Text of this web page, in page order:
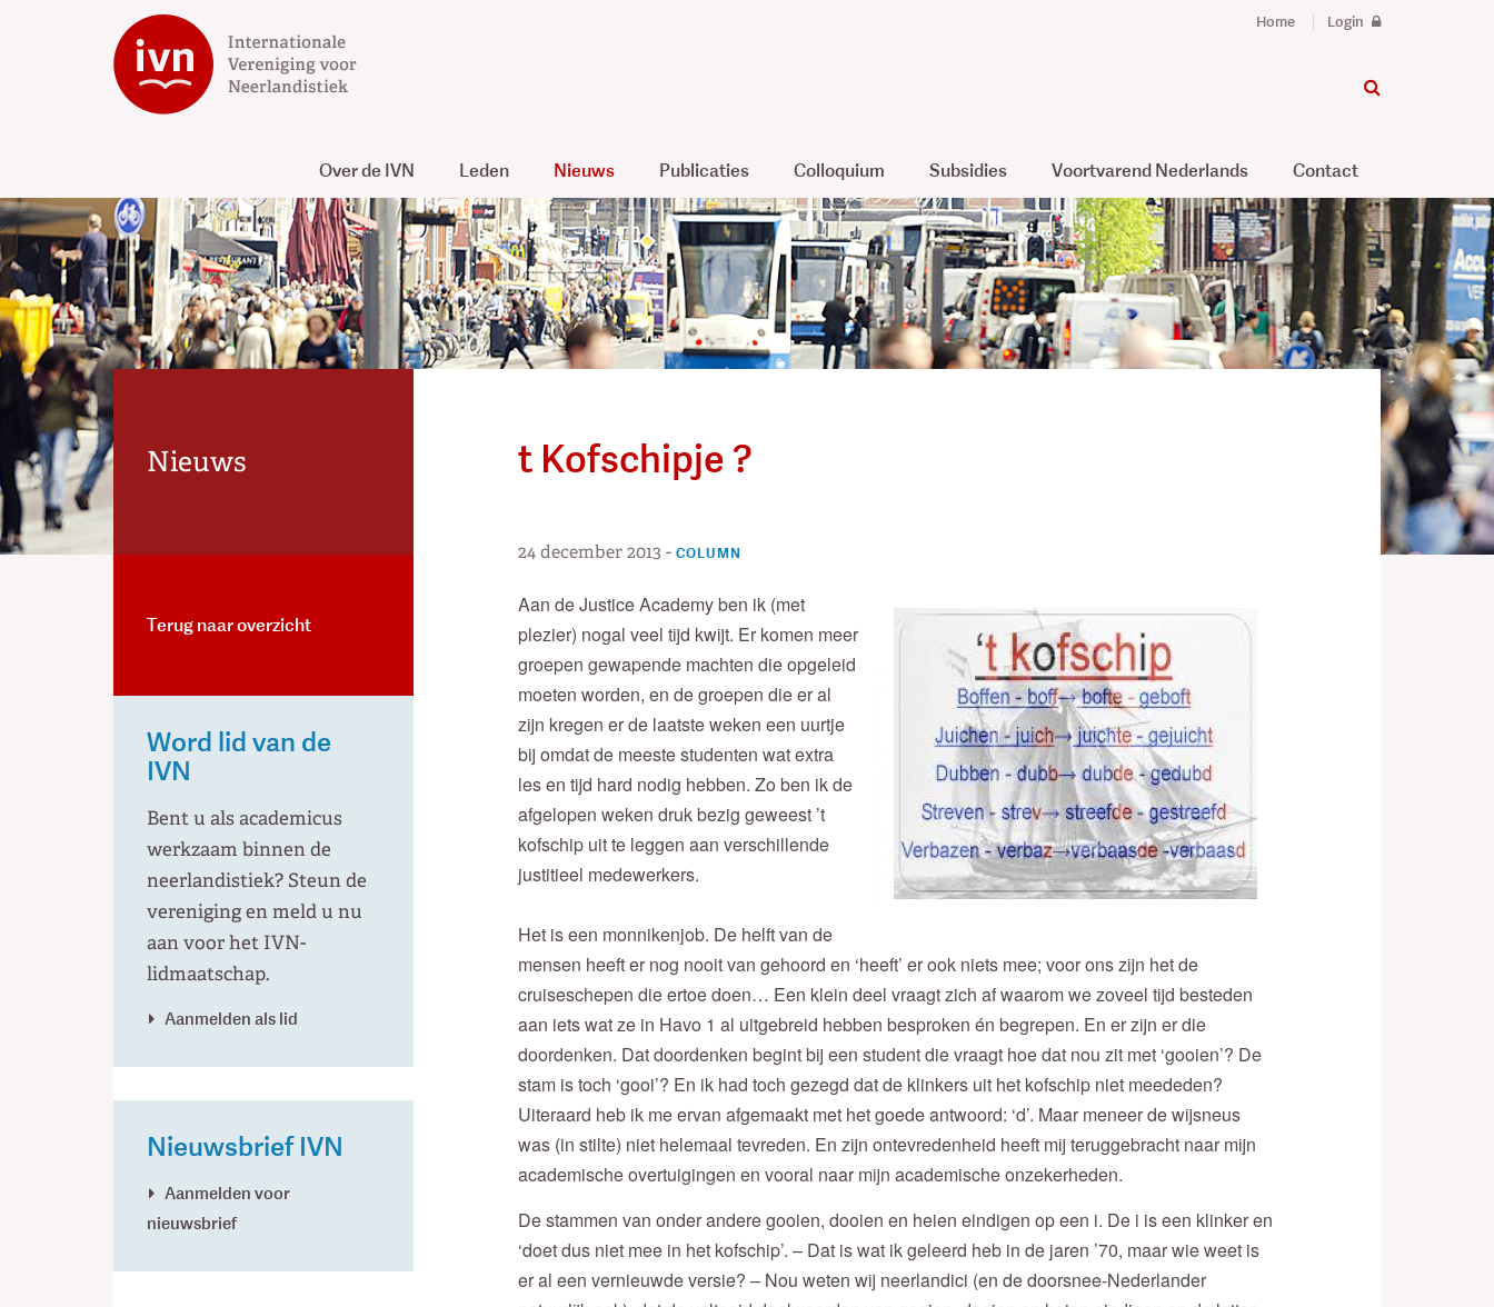
Home Login
Over de IVN Leden Nieuws Publicaties Colloquium Subsidies Voortvarend Nederlands Contact
t Kofschipje ?
24 december 2013 - COLUMN
Aan de Justice Academy ben ik (met
plezier) nogal veel tijd kwijt. Er komen meer
groepen gewapende machten die opgeleid
moeten worden, en de groepen die er al
zijn kregen er de laatste weken een uurtje
bij omdat de meeste studenten wat extra
les en tijd hard nodig hebben. Zo ben ik de
afgelopen weken druk bezig geweest ’t
kofschip uit te leggen aan verschillende
justitieel medewerkers.
Het is een monnikenjob. De helft van de
mensen heeft er nog nooit van gehoord en ‘heeft’ er ook niets mee; voor ons zijn het de
cruiseschepen die ertoe doen… Een klein deel vraagt zich af waarom we zoveel tijd besteden
aan iets wat ze in Havo 1 al uitgebreid hebben besproken én begrepen. En er zijn er die
doordenken. Dat doordenken begint bij een student die vraagt hoe dat nou zit met ‘gooien’? De
stam is toch ‘gooi’? En ik had toch gezegd dat de klinkers uit het kofschip niet meededen?
Uiteraard heb ik me ervan afgemaakt met het goede antwoord: ‘d’. Maar meneer de wijsneus
was (in stilte) niet helemaal tevreden. En zijn ontevredenheid heeft mij teruggebracht naar mijn
academische overtuigingen en vooral naar mijn academische onzekerheden.
De stammen van onder andere gooien, dooien en heien eindigen op een i. De i is een klinker en
‘doet dus niet mee in het kofschip’. – Dat is wat ik geleerd heb in de jaren ’70, maar wie weet is
er al een vernieuwde versie? – Nou weten wij neerlandici (en de doorsnee-Nederlander
Nieuws
Terug naar overzicht
Word lid van de
IVN
Bent u als academicus
werkzaam binnen de
neerlandistiek? Steun de
vereniging en meld u nu
aan voor het IVN-
lidmaatschap.
Aanmelden als lid
Nieuwsbrief IVN
Aanmelden voor
nieuwsbrief